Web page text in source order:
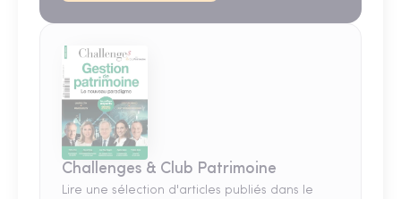
Challenges & Club Patrimoine
Lire une sélection d'articles publiés dans le